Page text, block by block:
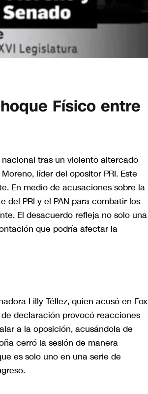
Físico entre
tras un violento altercado
líder del opositor PRI. Este
En medio de acusaciones sobre la
del PRI y el PAN para combatir los
El desacuerdo refleja no solo una
que podría afectar la
Lilly Téllez, quien acusó en Fox
declaración provocó reacciones
a la oposición, acusándola de
cerró la sesión de manera
es solo uno en una serie de